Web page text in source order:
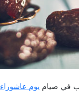
في صيام يوم عاشوراء